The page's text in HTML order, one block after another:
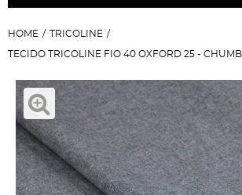
HOME TRICOLINE
TECIDO TRICOLINE FIO 40 OXFORD 25 -